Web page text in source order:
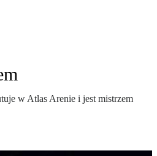
w Atlas Arenie i jest mistrzem